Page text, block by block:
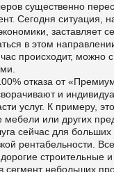
существенно
Сегодня ситуация,
заставляет
в этом
происходит, можно
отказа от
и
услуг. К примеру,
мебели или других
сейчас для
рентабельности.
строительные
сегмент небольших